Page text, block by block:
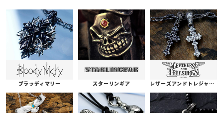
ブラッディマリー スターリンギア レザーズアンドトレジャーズ